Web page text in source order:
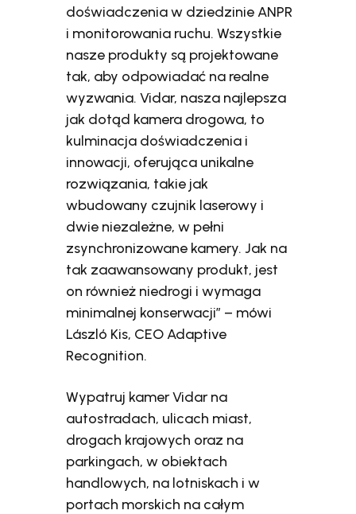
doświadczenia w dziedzinie ANPR
i monitorowania ruchu. Wszystkie
nasze produkty są projektowane
tak, aby odpowiadać na realne
wyzwania. Vidar, nasza najlepsza
jak dotąd kamera drogowa, to
kulminacja doświadczenia i
innowacji, oferująca unikalne
rozwiązania, takie jak
wbudowany czujnik laserowy i
dwie niezależne, w pełni
zsynchronizowane kamery. Jak na
tak zaawansowany produkt, jest
on również niedrogi i wymaga
minimalnej konserwacji” – mówi
László Kis, CEO Adaptive
Recognition.
Wypatruj kamer Vidar na
autostradach, ulicach miast,
drogach krajowych oraz na
parkingach, w obiektach
handlowych, na lotniskach i w
portach morskich na całym